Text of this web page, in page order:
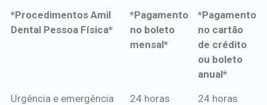
*Procedimentos Amil
Dental Pessoa Física*
*Pagamento
no boleto
mensal*
*Pagamento
no cartão
de crédito
ou boleto
anual*
*Procedimentos Amil
*Pagamento
*Pagamento
Urgência e emergência 24 horas 24 horas